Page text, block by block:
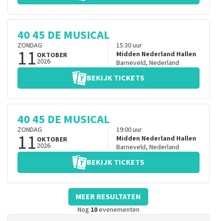
40 45 DE MUSICAL
ZONDAG
11 OKTOBER
2026
15:30uur
Midden Nederland Hallen
Barneveld, Nederland
BEKIJK TICKETS
40 45 DE MUSICAL
ZONDAG
11 OKTOBER
2026
19:00uur
Midden Nederland Hallen
Barneveld, Nederland
BEKIJK TICKETS
MEER RESULTATEN
Nog 10evenementen